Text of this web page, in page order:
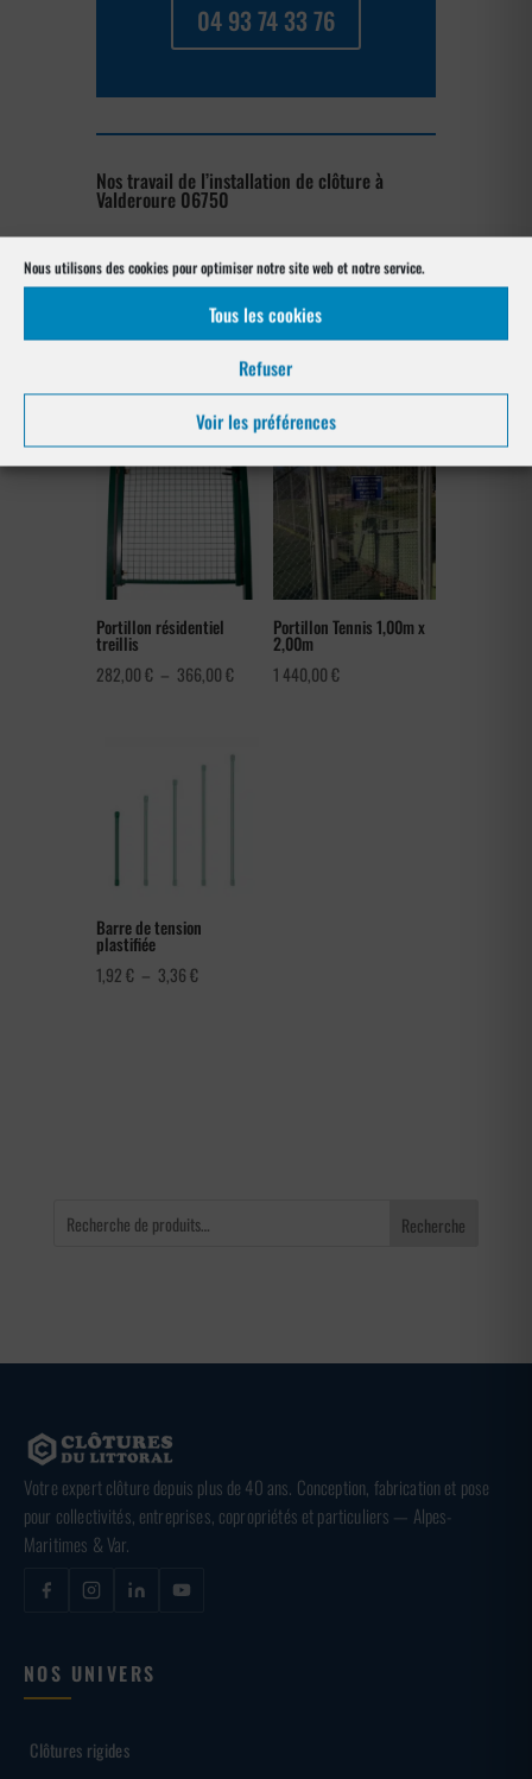
Nous utilisons des cookies pour optimiser notre site web et notre service.
Tous les cookies
Refuser
Voir les préférences
04 93 74 33 76
Nos travail de l’installation de clôture à
Valderoure 06750
[su_posts posts_per_page= »4″
post_type= »project » order= »asc »
orderby= »rand »]
Nos références posés
à Valderoure 06750
Portillon résidentiel
treillis
282,00€ – 366,00€Plage
282,00 €
Portillon Tennis 1,00m x
2,00m
1 440,00€
Barre de tension
plastifiée
1,92€ – 3,36€Plage
Recherche
Votre expert clôture depuis plus de 40 ans. Conception, fabrication et pose
pour collectivités, entreprises, copropriétés et particuliers — Alpes-
Maritimes & Var.
NOS UNIVERS
Clôtures rigides